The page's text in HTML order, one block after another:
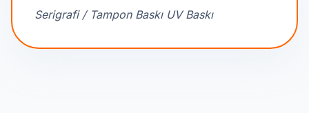
Serigrafi / Tampon Baskı UV Baskı